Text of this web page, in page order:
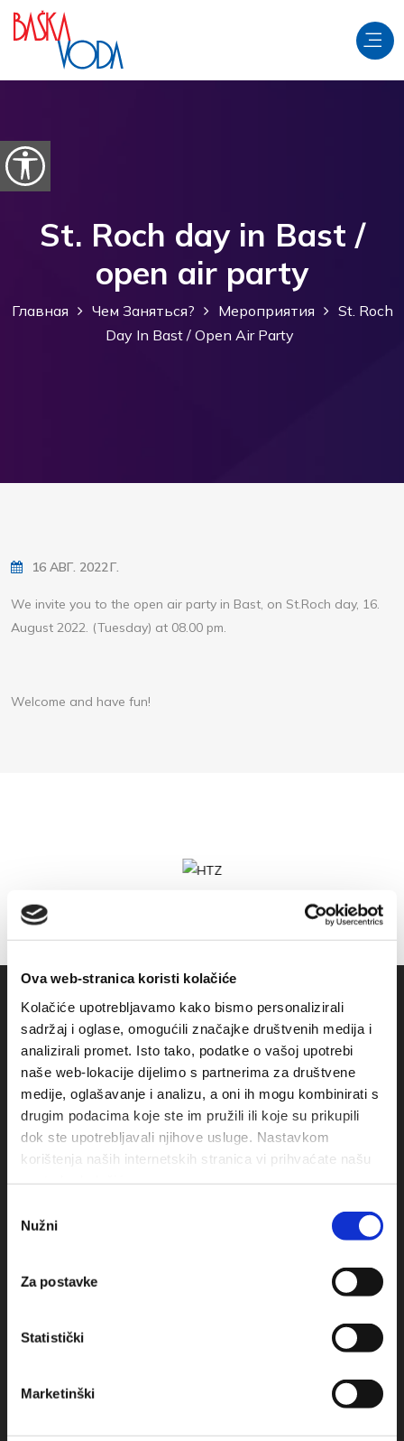
Ova web-stranica koristi kolačiće
Kolačiće upotrebljavamo kako bismo personalizirali
sadržaj i oglase, omogućili značajke društvenih medija i
analizirali promet. Isto tako, podatke o vašoj upotrebi
naše web-lokacije dijelimo s partnerima za društvene
medije, oglašavanje i analizu, a oni ih mogu kombinirati s
drugim podacima koje ste im pružili ili koje su prikupili
dok ste upotrebljavali njihove usluge. Nastavkom
korištenja naših internetskih stranica vi prihvaćate našu
pristanka
Nužni
Za postavke
Statistički
Marketinški
перейти к содержанию
Откройте параметры доступности
St. Roch day in Bast /
open air party
Главная Чем Заняться? Мероприятия
St. Roch
Day In Bast / Open Air Party
16 АВГ. 2022 Г.
We invite you to the open air party in Bast, on St.Roch day, 16.
August 2022. (Tuesday) at 08.00 pm.
Welcome and have fun!
Obala sv. Nikole 31, Baška Voda
+385(0)21 678754